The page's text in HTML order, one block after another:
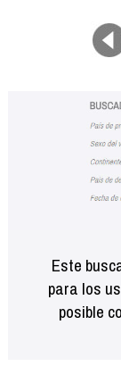
Este
para los
posible